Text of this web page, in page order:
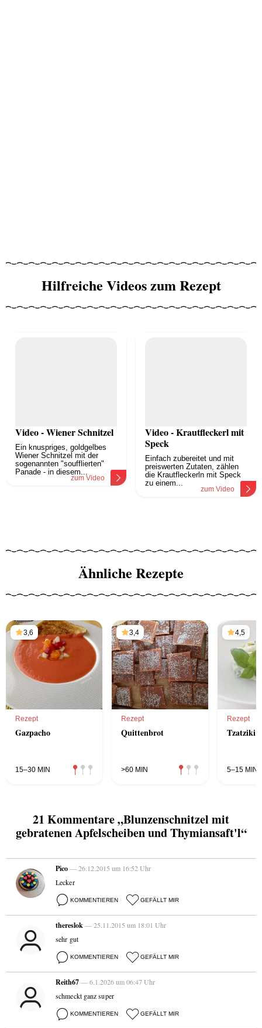
Hilfreiche Videos zum Rezept
Video - Wiener Schnitzel
Ein knuspriges, goldgelbes
Wiener Schnitzel mit der
sogenannten "soufflierten"
Panade - in diesem...
zum Video
Video - Krautfleckerl mit
Speck
Einfach zubereitet und mit
preiswerten Zutaten, zählen
die Krautfleckerln mit Speck
zu einem...
zum Video
Ähnliche Rezepte
3,6
Rezept
Gazpacho
15–30 MIN
3,4
Rezept
Quittenbrot
>60 MIN
4,5
Rezept
Tzatziki
5–15 MIN
21 Kommentare „Blunzenschnitzel mit
gebratenen Apfelscheiben und Thymiansaft'l“
Pico— 26.12.2015 um 16:52 Uhr
Lecker
KOMMENTIEREN GEFÄLLT MIR
thereslok— 25.11.2015 um 18:01 Uhr
sehr gut
KOMMENTIEREN GEFÄLLT MIR
Reith67— 6.1.2026 um 06:47 Uhr
schmeckt ganz super
KOMMENTIEREN GEFÄLLT MIR